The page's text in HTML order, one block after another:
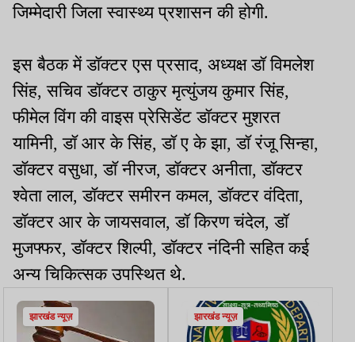
जिम्मेदारी जिला स्वास्थ्य प्रशासन की होगी.
इस बैठक में डॉक्टर एस प्रसाद, अध्यक्ष डॉ विमलेश
सिंह, सचिव डॉक्टर ठाकुर मृत्युंजय कुमार सिंह,
फीमेल विंग की वाइस प्रेसिडेंट डॉक्टर मुशरत
यामिनी, डॉ आर के सिंह, डॉ ए के झा, डॉ रंजू सिन्हा,
डॉक्टर वसुधा, डॉ नीरज, डॉक्टर अनीता, डॉक्टर
श्वेता लाल, डॉक्टर समीरन कमल, डॉक्टर वंदिता,
डॉक्टर आर के जायसवाल, डॉ किरण चंदेल, डॉ
मुजफ्फर, डॉक्टर शिल्पी, डॉक्टर नंदिनी सहित कई
अन्य चिकित्सक उपस्थित थे.
झारखंड न्यूज़ झारखंड न्यूज़